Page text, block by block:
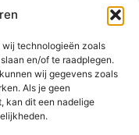
wij technologieën zoals
en/of te raadplegen.
wij gegevens zoals
Als je geen
kan dit een nadelige